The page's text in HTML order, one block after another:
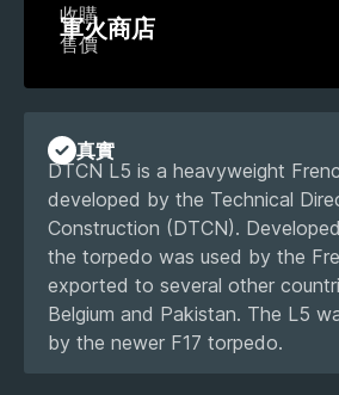
收購
軍火商店
售價
真實
DTCN L5 is a heavyweight
developed by the Technical
Construction (DTCN).
the torpedo was used by the
exported to several other
Belgium and Pakistan. The L5
by the newer F17 torpedo.